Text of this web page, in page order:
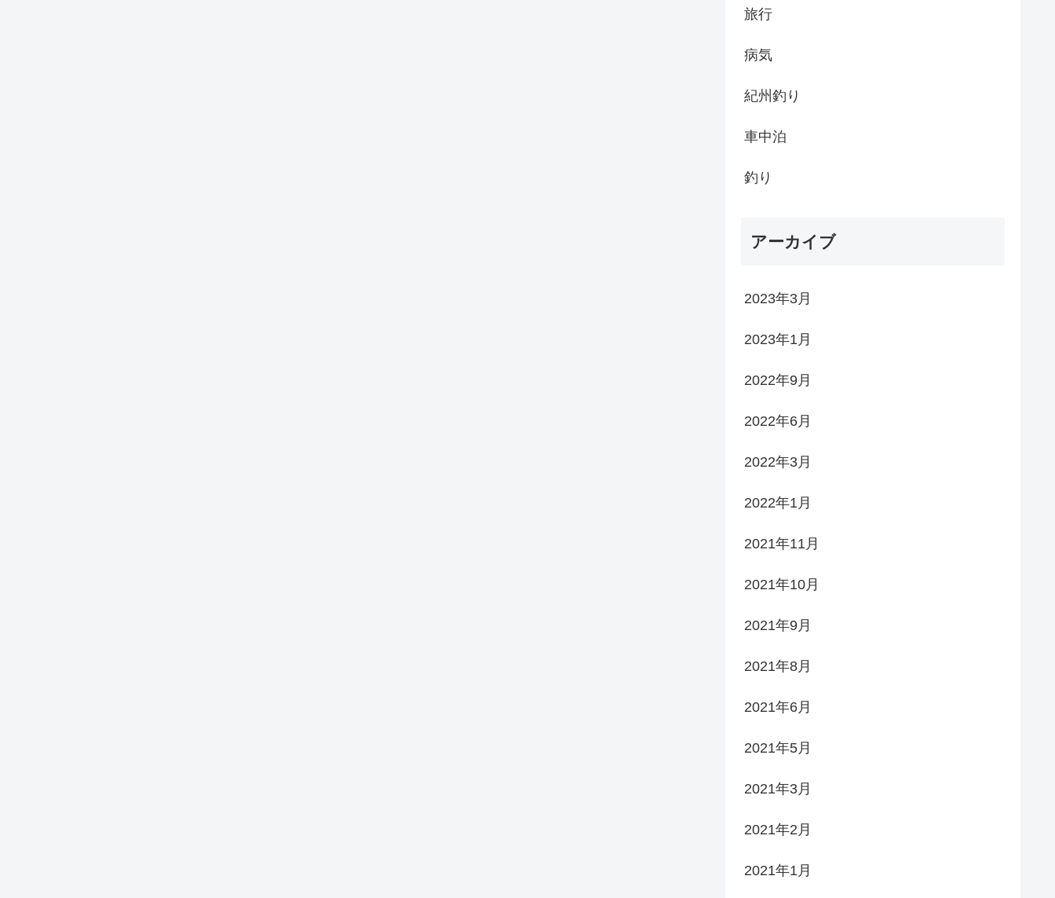
旅行
病気
紀州釣り
車中泊
釣り
アーカイブ
2023年3月
2023年1月
2022年9月
2022年6月
2022年3月
2022年1月
2021年11月
2021年10月
2021年9月
2021年8月
2021年6月
2021年5月
2021年3月
2021年2月
2021年1月